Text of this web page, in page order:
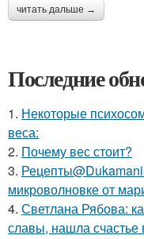
читать дальше →
Последние
1. Некоторые
веса:
2. Почему вес стоит?
3.
микроволновке от
4. Светлана Рябова:
славы, нашла